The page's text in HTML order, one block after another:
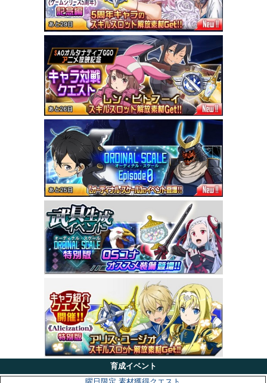
育成イベント